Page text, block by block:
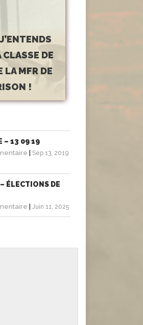
CLASSE DE
LA MFR DE
!
– 13 09 19
Sep 13, 2019
ÉLECTIONS DE
Juin 11, 2025